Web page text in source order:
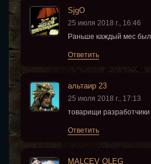
SjgO
25 июля 2018 г., 16:46
Раньше каждый мес
Ответить
альтаир 23
25 июля 2018 г., 17:13
товарищи
Ответить
MALCEV OLEG